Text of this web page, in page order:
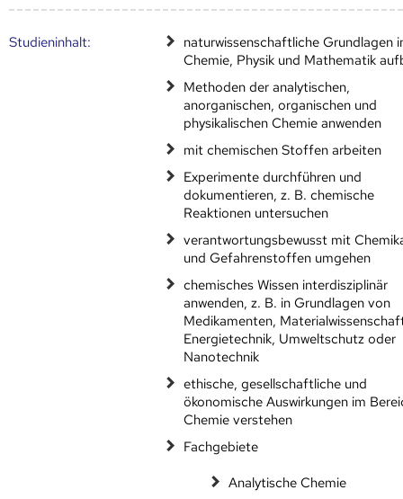
Studien­inhalt:
naturwissenschaftliche Grundlagen
Chemie, Physik und Mathematik
Methoden der analytischen,
anorganischen, organischen und
physikalischen Chemie anwenden
mit chemischen Stoffen arbeiten
Experimente durchführen und
dokumentieren, z. B. chemische
Reaktionen untersuchen
verantwortungsbewusst mit
und Gefahrenstoffen umgehen
chemisches Wissen interdisziplinär
anwenden, z. B. in Grundlagen von
Medikamenten,
Energietechnik, Umweltschutz oder
Nanotechnik
ethische, gesellschaftliche und
ökonomische Auswirkungen im
Chemie verstehen
Fachgebiete
Analytische Chemie